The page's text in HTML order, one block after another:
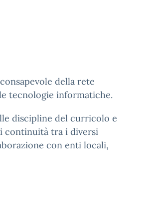
della rete
tecnologie informatiche.
discipline del curricolo e
continuità tra i diversi
con enti locali,